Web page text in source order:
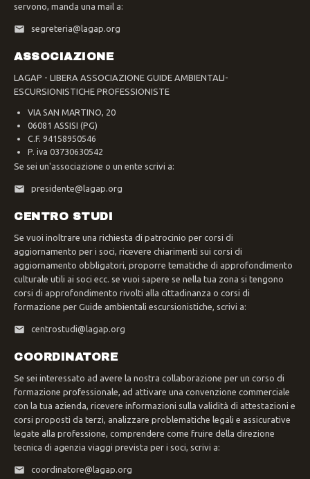
servono, manda una mail a:
segreteria@lagap.org
ASSOCIAZIONE
LAGAP - LIBERA ASSOCIAZIONE GUIDE AMBIENTALI-
ESCURSIONISTICHE PROFESSIONISTE
VIA SAN MARTINO, 20
06081 ASSISI (PG)
C.F. 94158950546
P. iva 03730630542
Se sei un'associazione o un ente scrivi a:
presidente@lagap.org
CENTRO STUDI
Se vuoi inoltrare una richiesta di patrocinio per corsi di
aggiornamento per i soci, ricevere chiarimenti sui corsi di
aggiornamento obbligatori, proporre tematiche di approfondimento
culturale utili ai soci ecc. se vuoi sapere se nella tua zona si tengono
corsi di approfondimento rivolti alla cittadinanza o corsi di
formazione per Guide ambientali escursionistiche, scrivi a:
centrostudi@lagap.org
COORDINATORE
Se sei interessato ad avere la nostra collaborazione per un corso di
formazione professionale, ad attivare una convenzione commerciale
con la tua azienda, ricevere informazioni sulla validità di attestazioni e
corsi proposti da terzi, analizzare problematiche legali e assicurative
legate alla professione, comprendere come fruire della direzione
tecnica di agenzia viaggi prevista per i soci, scrivi a:
coordinatore@lagap.org